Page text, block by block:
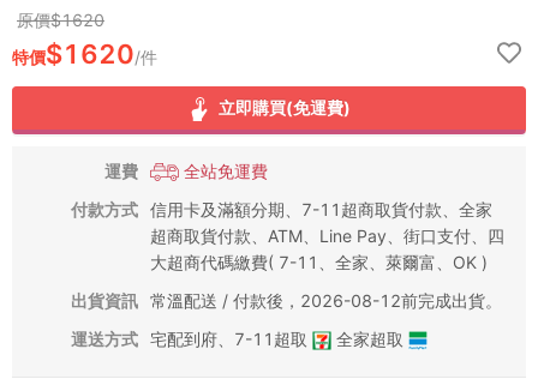
原價$1620
特價$1620/件
立即購買(免運費)
運費
全站免運費
付款方式 信用卡及滿額分期、7-11超商取貨付款、全家
超商取貨付款、ATM、Line Pay、街口支付、四
大超商代碼繳費( 7-11、全家、萊爾富、OK )
出貨資訊 常溫配送 / 付款後，2026-08-12前完成出貨。
運送方式 宅配到府 7-11超取 全家超取